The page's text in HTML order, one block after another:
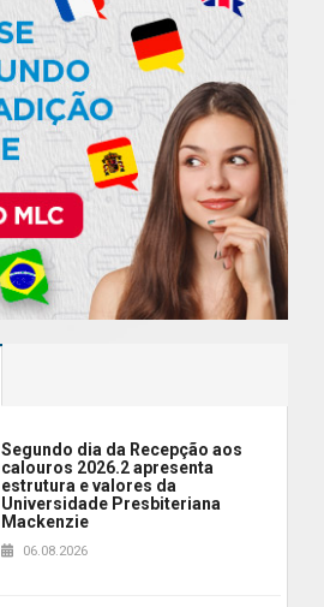
Segundo dia da Recepção aos
calouros 2026.2 apresenta
estrutura e valores da
Universidade Presbiteriana
Mackenzie
06.08.2026